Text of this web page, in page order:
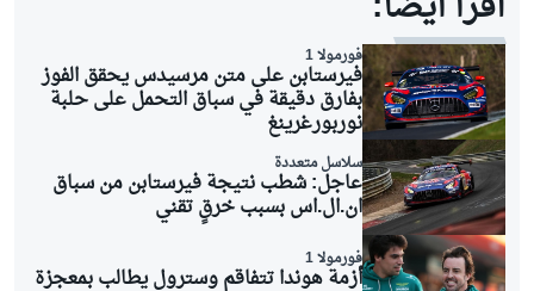
فورمولا 1
فيرستابن على متن مرسيدس يحقق الفوز
بفارق دقيقة في سباق التحمل على حلبة
نوربورغرينغ
سلاسل متعددة
عاجل: شطب نتيجة فيرستابن من سباق
ان.ال.اس بسبب خرقٍ تقني
فورمولا 1
أزمة هوندا تتفاقم وسترول يطالب بمعجزة